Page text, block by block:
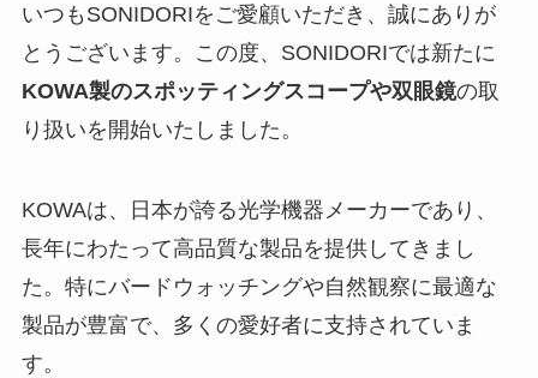
いつもSONIDORIをご愛顧いただき、誠にありが
とうございます。この度、SONIDORIでは新たに
KOWA製のスポッティングスコープや双眼鏡の取
り扱いを開始いたしました。
KOWAは、日本が誇る光学機器メーカーであり、
長年にわたって高品質な製品を提供してきまし
た。特にバードウォッチングや自然観察に最適な
製品が豊富で、多くの愛好者に支持されていま
す。